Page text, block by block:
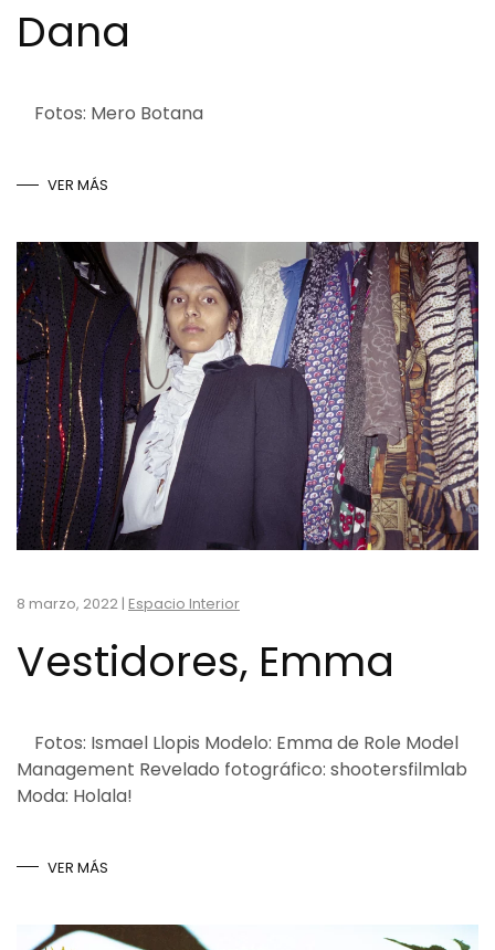
Dana
Fotos: Mero Botana
VER MÁS
8 marzo, 2022 | Espacio Interior
Vestidores, Emma
Fotos: Ismael Llopis Modelo: Emma de Role Model
Management Revelado fotográfico: shootersfilmlab
Moda: Holala!
VER MÁS